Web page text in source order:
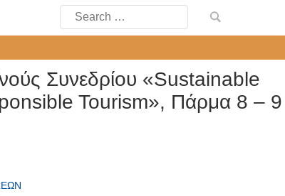
Search
for:
Συνεδρίου «Sustainable
Tourism», Πάρμα 8 – 9